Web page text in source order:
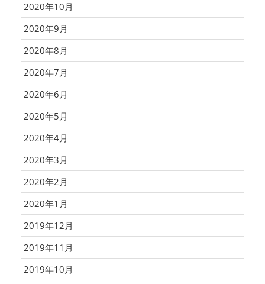
2020年10月
2020年9月
2020年8月
2020年7月
2020年6月
2020年5月
2020年4月
2020年3月
2020年2月
2020年1月
2019年12月
2019年11月
2019年10月